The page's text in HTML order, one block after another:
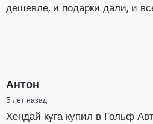
дешевле, и подарки дали, и
Антон
5 лет назад
Хендай куга купил в Гольф